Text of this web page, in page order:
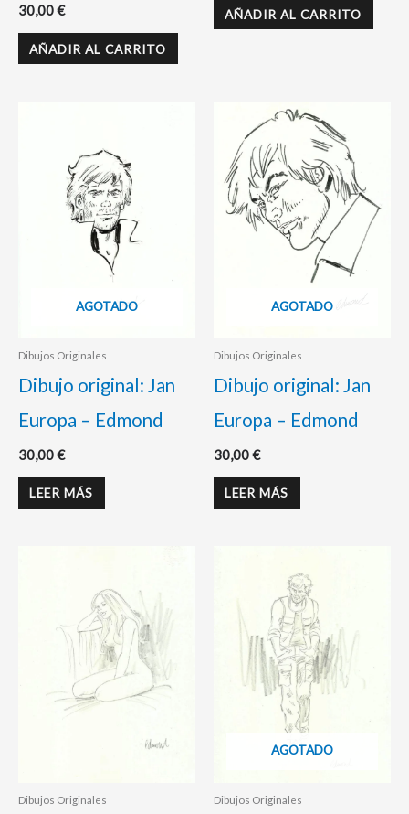
30,00€
AÑADIR AL CARRITO
AÑADIR AL CARRITO
AGOTADO
Dibujos Originales
Dibujo original: Jan
Europa – Edmond
30,00€
LEER MÁS
AGOTADO
Dibujos Originales
Dibujo original: Jan
Europa – Edmond
30,00€
LEER MÁS
Dibujos Originales
AGOTADO
Dibujos Originales